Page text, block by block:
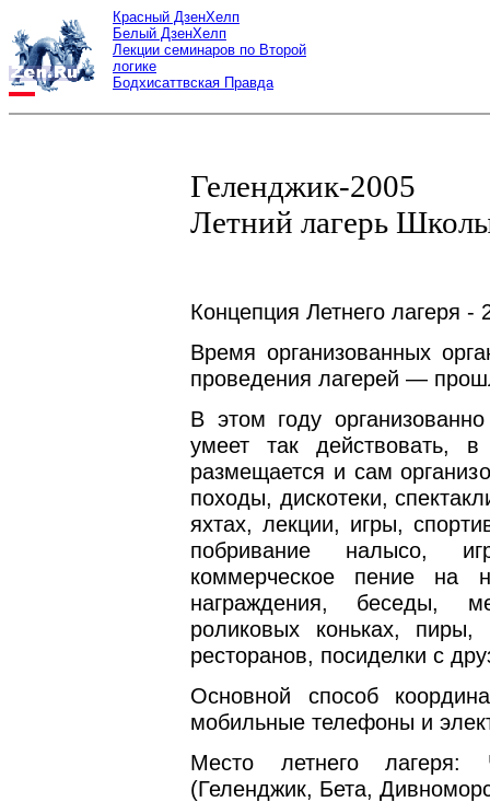
Красный ДзенХелп
Белый ДзенХелп
Лекции семинаров по Второй
логике
Бодхисаттвская Правда
Геленджик-2005
Летний лагерь
Концепция Летнего лагеря -
Время организованных
проведения лагерей —
В этом году
умеет так действовать,
размещается и сам
походы, дискотеки,
яхтах, лекции, игры,
побривание налысо,
коммерческое пение на
награждения, беседы,
роликовых коньках,
ресторанов, посиделки с
Основной способ
мобильные телефоны и
Место летнего лагеря:
(Геленджик, Бета,